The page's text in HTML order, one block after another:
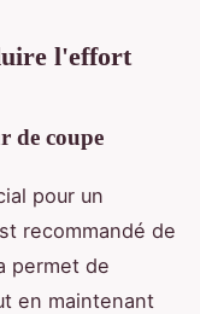
l'effort
de coupe
pour un
recommandé de
permet de
en maintenant